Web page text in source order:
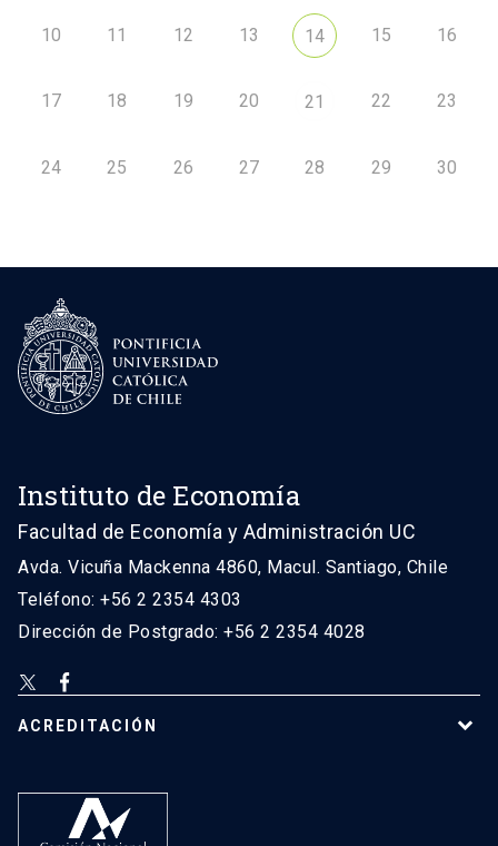
10 11 12 13 14 15 16
17 18 19 20 21 22 23
24 25 26 27 28 29 30
Instituto de Economía
Facultad de Economía y Administración UC
Avda. Vicuña Mackenna 4860, Macul. Santiago, Chile
Teléfono: +56 2 2354 4303
Dirección de Postgrado: +56 2 2354 4028
ACREDITACIÓN